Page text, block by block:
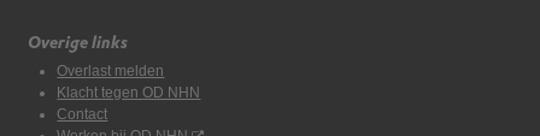
Overige links
Overlast melden
Klacht tegen OD NHN
Contact